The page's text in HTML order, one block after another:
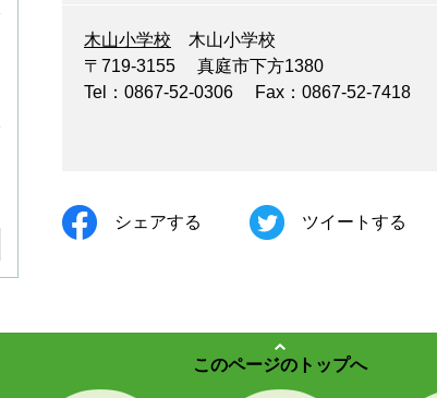
木山小学校
木山小学校
〒719-3155
真庭市下方1380
Tel：0867-52-0306
Fax：0867-52-7418
シェアする ツイートする
このページのトップへ